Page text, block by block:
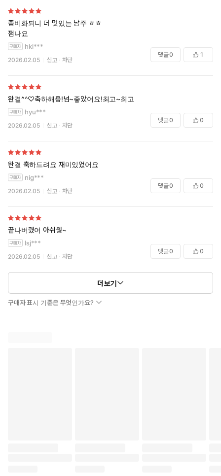
좀비화되니 더 멋있는 남주 ㅎㅎ
잼나요
hkl***
2026.02.05 신고 차단
댓글0 1
완결^^♡축하해욤!넘~좋았어요!최고~최고
hyu***
2026.02.05 신고 차단
댓글0 0
완결 축하드려요 재미있었어요
nig***
2026.02.05 신고 차단
댓글0 0
끝나버렸어 아쉬웡~
lsj***
2026.02.05 신고 차단
댓글0 0
더보기
구매자 표시 기준은 무엇인가요?